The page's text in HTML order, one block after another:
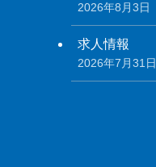
2026年8月3日
求人情報
2026年7月31日